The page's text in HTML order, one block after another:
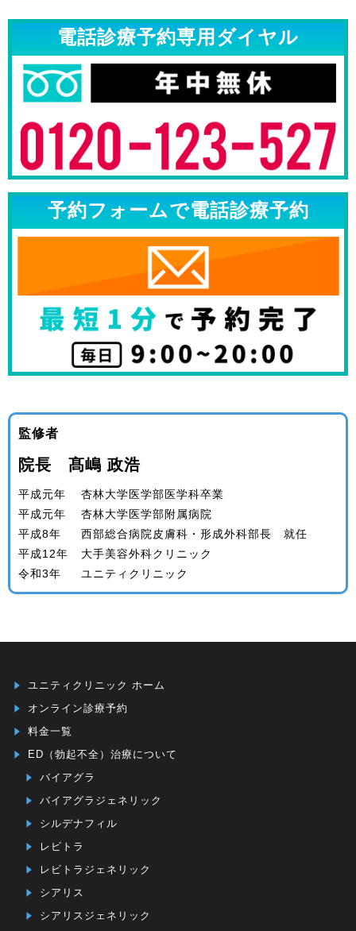
電話診療予約専用ダイヤル
予約フォームで電話診療予約
監修者
院長 髙嶋 政浩
平成元年
杏林大学医学部医学科卒業
平成元年
杏林大学医学部附属病院
平成8年
西部総合病院皮膚科・形成外科部長 就任
平成12年
大手美容外科クリニック
令和3年
ユニティクリニック
ユニティクリニック ホーム
オンライン診療予約
料金一覧
ED（勃起不全）治療について
バイアグラ
バイアグラジェネリック
シルデナフィル
レビトラ
レビトラジェネリック
シアリス
シアリスジェネリック